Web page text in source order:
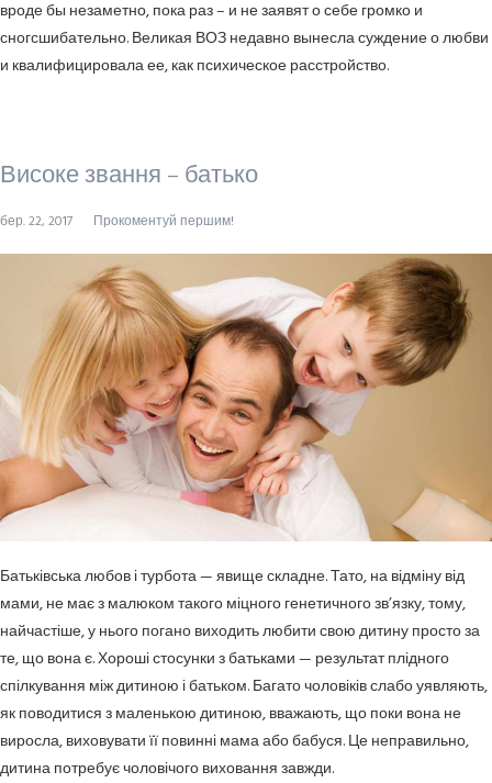
вроде бы незаметно, пока раз – и не заявят о себе громко и
сногсшибательно. Великая ВОЗ недавно вынесла суждение о любви
и квалифицировала ее, как психическое расстройство.
Високе звання – батько
бер. 22, 2017 Прокоментуй першим!
Батьківська любов і турбота — явище складне. Тато, на відміну від
мами, не має з малюком такого міцного генетичного зв’язку, тому,
найчастіше, у нього погано виходить любити свою дитину просто за
те, що вона є. Хороші стосунки з батьками — результат плідного
спілкування між дитиною і батьком. Багато чоловіків слабо уявляють,
як поводитися з маленькою дитиною, вважають, що поки вона не
виросла, виховувати її повинні мама або бабуся. Це неправильно,
дитина потребує чоловічого виховання завжди.